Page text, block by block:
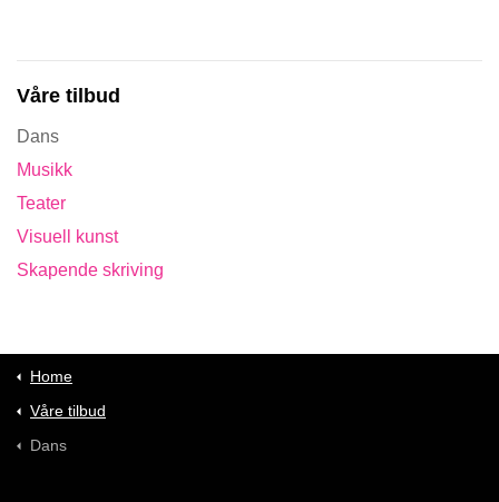
Våre tilbud
Dans
Musikk
Teater
Visuell kunst
Skapende skriving
Home
Våre tilbud
Dans